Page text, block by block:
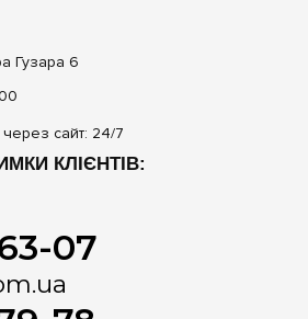
Гузара 6
сайт: 24/7
КЛІЄНТІВ:
07